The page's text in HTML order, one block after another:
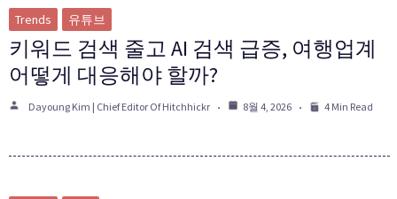
Trends 유튜브
키워드 검색 줄고 AI 검색 급증, 여행업계
어떻게 대응해야 할까?
Dayoung Kim | Chief Editor Of Hitchhickr 8월 4, 2026 4 Min Read